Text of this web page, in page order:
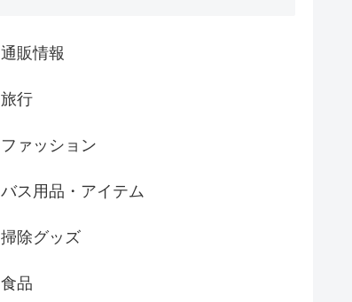
通販情報
旅行
ファッション
バス用品・アイテム
掃除グッズ
食品